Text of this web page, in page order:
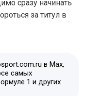
сразу начинать
за титул в
в Max,
самых
1 и других